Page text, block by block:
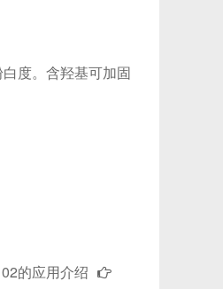
度。含羟基可加固
的应用介绍